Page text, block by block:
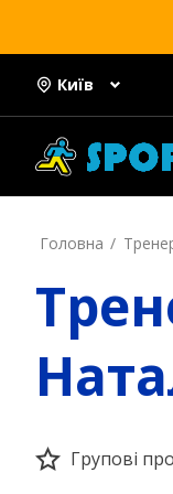
Київ
Головна
Групові